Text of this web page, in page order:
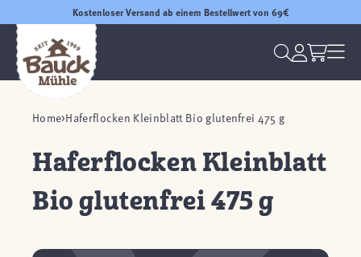
Kostenloser Versand ab einem Bestellwert von 69€
Home Haferflocken Kleinblatt Bio glutenfrei 475 g
Haferflocken Kleinblatt
Bio glutenfrei 475 g